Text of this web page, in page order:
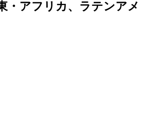
・アフリカ、ラテンアメ